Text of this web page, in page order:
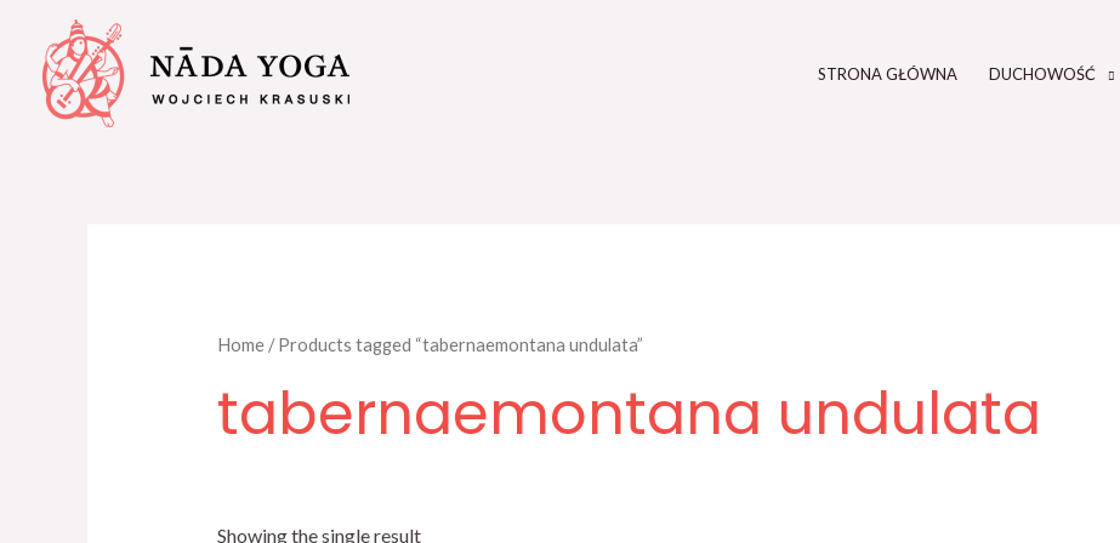
STRONA GŁÓWNA DUCHOWOŚĆ
Home/ Products tagged “tabernaemontana undulata”
tabernaemontana undulata
Showing the single result